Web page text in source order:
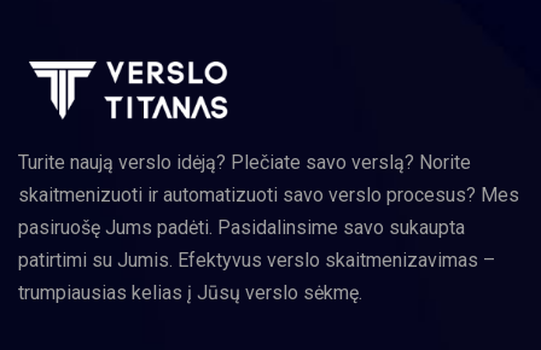
Turite naują verslo idėją? Plečiate savo verslą? Norite
skaitmenizuoti ir automatizuoti savo verslo procesus? Mes
pasiruošę Jums padėti. Pasidalinsime savo sukaupta
patirtimi su Jumis. Efektyvus verslo skaitmenizavimas –
trumpiausias kelias į Jūsų verslo sėkmę.